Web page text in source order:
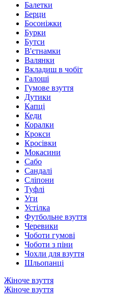
Балетки
Берци
Босоніжки
Бурки
Бутси
В'єтнамки
Валянки
Вкладиш в чобіт
Галоші
Гумове взуття
Дутики
Капці
Кеди
Коралки
Крокси
Кросівки
Мокасини
Сабо
Сандалі
Сліпони
Туфлі
Уги
Устілка
Футбольне взуття
Черевики
Чоботи гумові
Чоботи з піни
Чохли для взуття
Шльопанці
Жіноче взуття
Жіноче взуття